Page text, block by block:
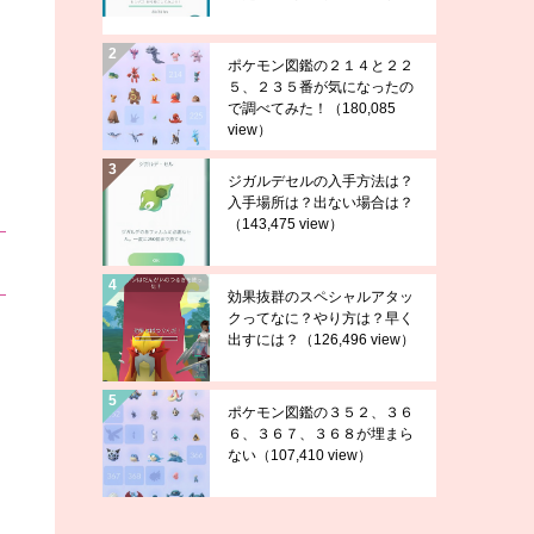
ポケモン図鑑の２１４と２２
５、２３５番が気になったの
で調べてみた！
（180,085
view）
ジガルデセルの入手方法は？
入手場所は？出ない場合は？
（143,475 view）
効果抜群のスペシャルアタッ
クってなに？やり方は？早く
出すには？
（126,496 view）
ポケモン図鑑の３５２、３６
６、３６７、３６８が埋まら
ない （107,410 view）